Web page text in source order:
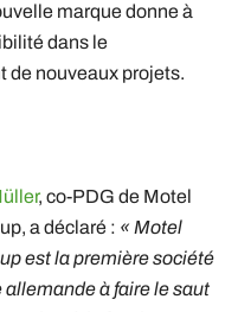
marque donne à
dans le
de nouveaux projets.
, co-PDG de Motel
a déclaré : « Motel
est la première société
allemande à faire le saut